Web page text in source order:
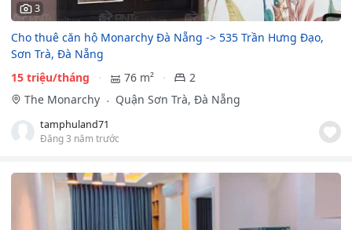
3
Cho thuê căn hộ Monarchy Đà Nẵng -> 535 Trần Hưng Đạo,
Sơn Trà, Đà Nẵng
15 triệu/tháng
76 m²
2
The Monarchy
Quận Sơn Trà, Đà Nẵng
tamphuland71
Đăng 3 năm trước